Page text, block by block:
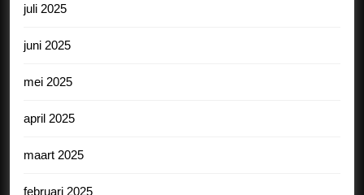
juli 2025
juni 2025
mei 2025
april 2025
maart 2025
februari 2025